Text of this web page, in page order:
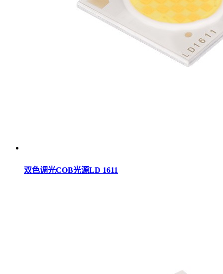
双色调光COB光源LD 1611